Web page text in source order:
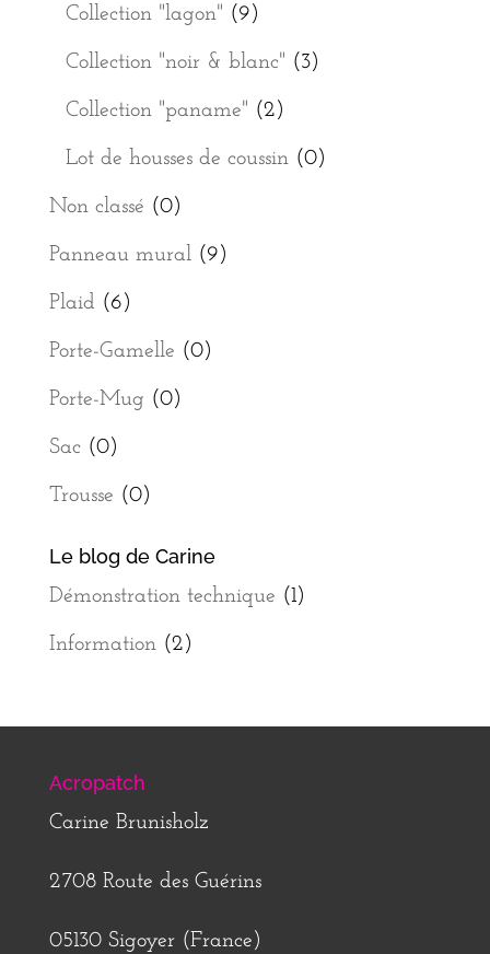
Collection "lagon" (9)
Collection "noir & blanc" (3)
Collection "paname" (2)
Lot de housses de coussin (0)
Non classé (0)
Panneau mural (9)
Plaid (6)
Porte-Gamelle (0)
Porte-Mug (0)
Sac (0)
Trousse (0)
Le blog de Carine
Démonstration technique (1)
Information(2)
Acropatch
Carine Brunisholz
2708 Route des Guérins
05130 Sigoyer (France)